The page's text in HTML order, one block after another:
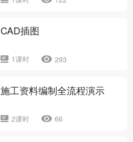
CAD插图
1课时 293
施工资料编制全流程演示
2课时 66